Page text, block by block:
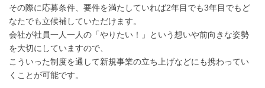
その際に応募条件、要件を満たしていれば2年目でも3年目でもど
なたでも立候補していただけます。
会社が社員一人一人の「やりたい！」という想いや前向きな姿勢
を大切にしていますので、
こういった制度を通して新規事業の立ち上げなどにも携わってい
くことが可能です。